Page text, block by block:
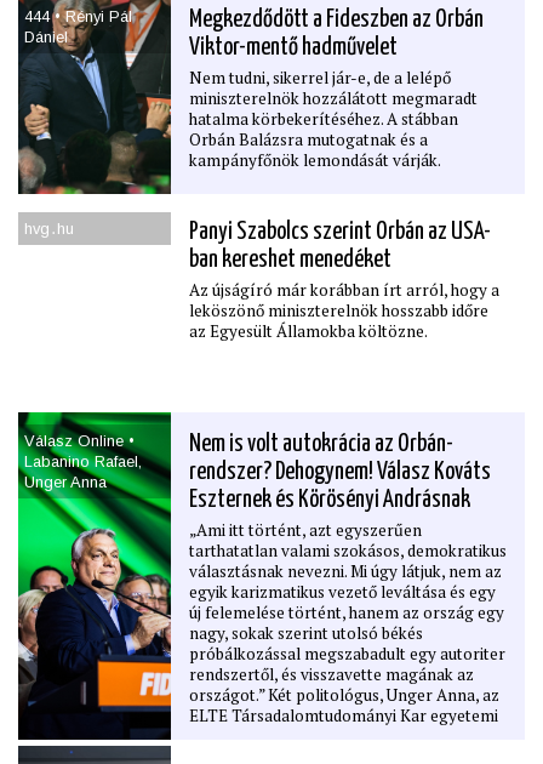
arányban veszített az országban, mint
2024-ben Budapesten az önkormányzati
választásokon. A 106 egyéni körzetből a
Fidesz csak tízet tudott megnyerni, azt is
jobbára a periférián. Részint azért, mert ez
már nem az a vidék, amit korábban
meghódított. Öt pontba szedtük
Magyarország átváltozásának okait.
444 • Rényi Pál
Dániel
Megkezdődött a Fideszben az Orbán
Viktor-mentő hadművelet
Nem tudni, sikerrel jár-e, de a lelépő
miniszterelnök hozzálátott megmaradt
hatalma körbekerítéséhez. A stábban
Orbán Balázsra mutogatnak és a
kampányfőnök lemondását várják.
hvg․hu
Panyi Szabolcs szerint Orbán az USA-
ban kereshet menedéket
Az újságíró már korábban írt arról, hogy a
leköszönő miniszterelnök hosszabb időre
az Egyesült Államokba költözne.
Válasz Online •
Labanino Rafael,
Unger Anna
Nem is volt autokrácia az Orbán-
rendszer? Dehogynem! Válasz Kováts
Eszternek és Körösényi Andrásnak
„Ami itt történt, azt egyszerűen
tarthatatlan valami szokásos, demokratikus
választásnak nevezni. Mi úgy látjuk, nem az
egyik karizmatikus vezető leváltása és egy
új felemelése történt, hanem az ország egy
nagy, sokak szerint utolsó békés
próbálkozással megszabadult egy autoriter
rendszertől, és visszavette magának az
országot.” Két politológus, Unger Anna, az
ELTE Társadalomtudományi Kar egyetemi